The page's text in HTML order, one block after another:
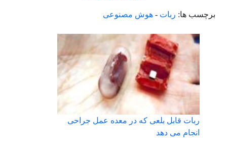
برچسب ها: ربات - هوش مصنوعی
ربات قابل بلعی که در معده عمل جراحی
انجام می دهد